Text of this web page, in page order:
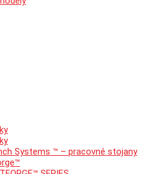
Systems ™ – pracovné stojany